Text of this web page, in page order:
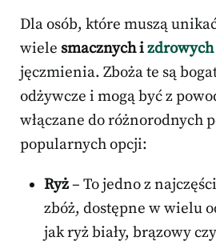
Dla osób, które muszą
wiele smacznych izdrowych
jęczmienia. Zboża te są
odżywcze i mogą być z
włączane do różnorodnych
popularnych opcji:
Ryż– To jedno z
zbóż, dostępne w wielu
jak ryż biały, brązowy